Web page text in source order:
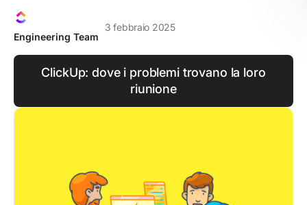
Engineering Team
3 febbraio 2025
ClickUp: dove i problemi trovano la loro
riunione